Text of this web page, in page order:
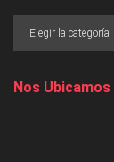
Nos Ubicamos